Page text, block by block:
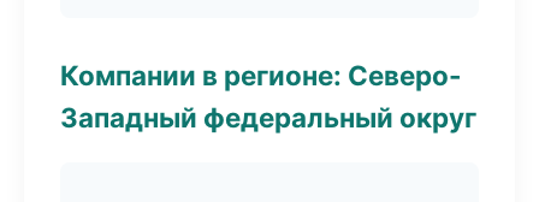
Компании в регионе: Северо-
Западный федеральный округ